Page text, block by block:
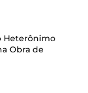
Heterônimo
Obra de